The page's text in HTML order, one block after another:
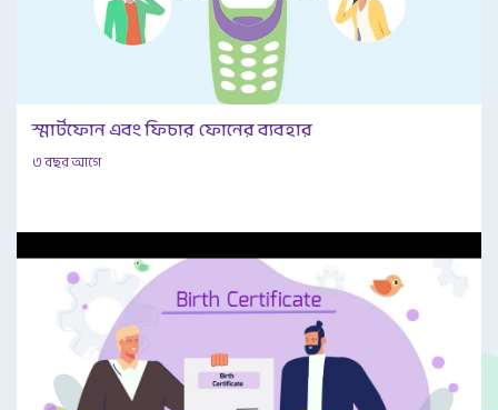
স্মার্টফোন এবং ফিচার ফোনের ব্যবহার
৩ বছর আগে